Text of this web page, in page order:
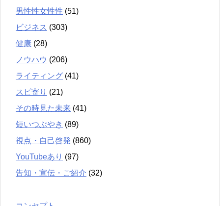
男性性女性性 (51)
ビジネス (303)
健康 (28)
ノウハウ (206)
ライティング (41)
スピ寄り (21)
その時見た未来 (41)
短いつぶやき (89)
視点・自己啓発 (860)
YouTubeあり (97)
告知・宣伝・ご紹介 (32)